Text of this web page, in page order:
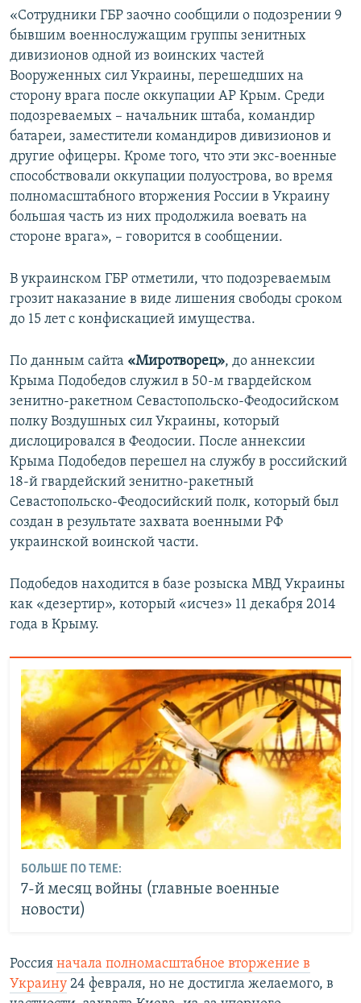
«Сотрудники ГБР заочно сообщили о подозрении 9
бывшим военнослужащим группы зенитных
дивизионов одной из воинских частей
Вооруженных сил Украины, перешедших на
сторону врага после оккупации АР Крым. Среди
подозреваемых – начальник штаба, командир
батареи, заместители командиров дивизионов и
другие офицеры. Кроме того, что эти экс-военные
способствовали оккупации полуострова, во время
полномасштабного вторжения России в Украину
большая часть из них продолжила воевать на
стороне врага», – говорится в сообщении.
В украинском ГБР отметили, что подозреваемым
грозит наказание в виде лишения свободы сроком
до 15 лет с конфискацией имущества.
По данным сайта «Миротворец», до аннексии
Крыма Подобедов служил в 50-м гвардейском
зенитно-ракетном Севастопольско-Феодосийском
полку Воздушных сил Украины, который
дислоцировался в Феодосии. После аннексии
Крыма Подобедов перешел на службу в российский
18-й гвардейский зенитно-ракетный
Севастопольско-Феодосийский полк, который был
создан в результате захвата военными РФ
украинской воинской части.
Подобедов находится в базе розыска МВД Украины
как «дезертир», который «исчез» 11 декабря 2014
года в Крыму.
БОЛЬШЕ ПО ТЕМЕ:
7-й месяц войны (главные военные
новости)
Россия начала полномасштабное вторжение в
Украину 24 февраля, но не достигла желаемого, в